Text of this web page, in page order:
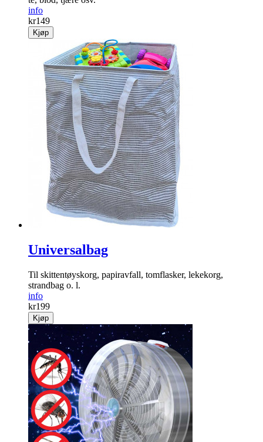
info
kr149
Kjøp
Universalbag
Til skittentøyskorg, papiravfall, tomflasker, lekekorg,
strandbag o. l.
info
kr199
Kjøp